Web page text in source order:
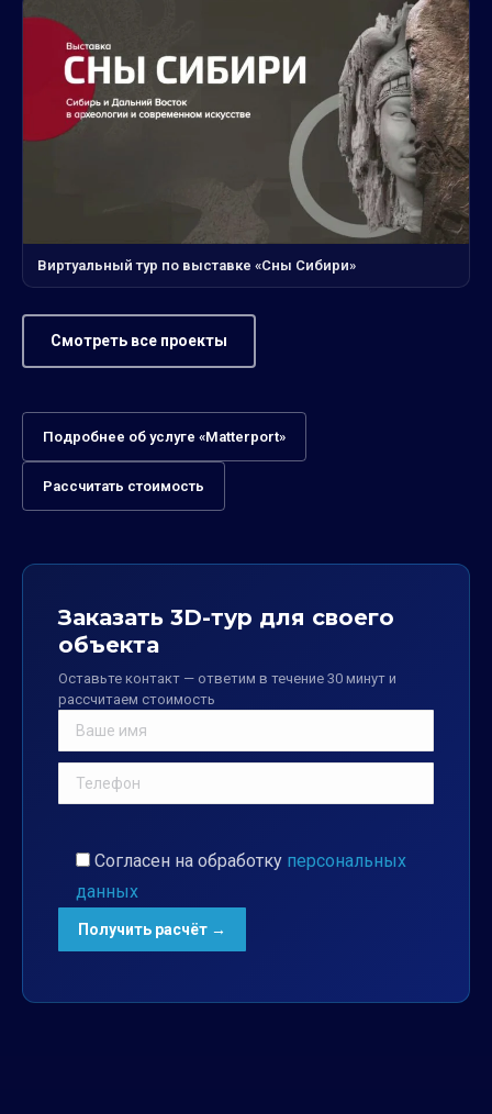
Виртуальный тур по выставке «Сны Сибири»
Смотреть все проекты
Подробнее об услуге «Matterport»
Рассчитать стоимость
Заказать 3D-тур для своего
объекта
Оставьте контакт — ответим в течение 30 минут и
рассчитаем стоимость
Согласен на обработку персональных
данных